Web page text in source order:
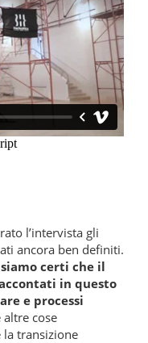
l’intervista gli
ancora ben definiti.
certi che il
in questo
e processi
altre cose
la transizione